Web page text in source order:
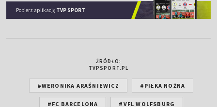
Pobierz aplikację TVP SPORT
ŹRÓDŁO:
TVPSPORT.PL
#WERONIKA ARAŚNIEWICZ #PIŁKA NOŻNA
#FC BARCELONA #VFL WOLFSBURG